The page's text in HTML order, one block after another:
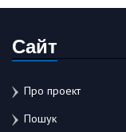
Сайт
Про проект
Пошук